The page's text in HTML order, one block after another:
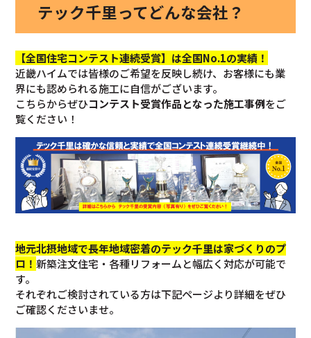
テック千里ってどんな会社？
【全国住宅コンテスト連続受賞】は全国No.1の実績！
近畿ハイムでは皆様のご希望を反映し続け、お客様にも業
界にも認められる施工に自信がございます。
こちらからぜひコンテスト受賞作品となった施工事例をご
覧ください！
地元北摂地域で長年地域密着のテック千里は家づくりのプ
ロ！新築注文住宅・各種リフォームと幅広く対応が可能で
す。
それぞれご検討されている方は下記ページより詳細をぜひ
ご確認くださいませ。